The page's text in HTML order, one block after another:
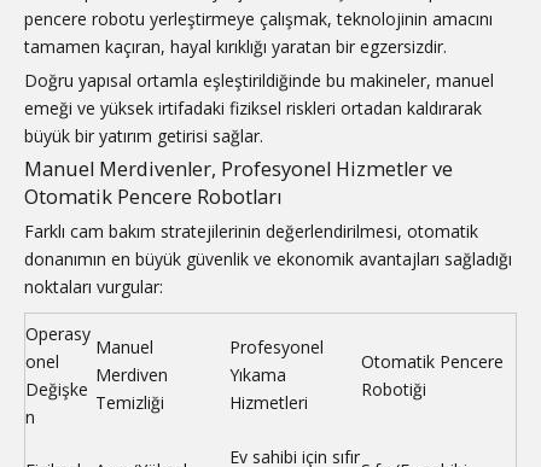
pencere robotu yerleştirmeye çalışmak, teknolojinin amacını
tamamen kaçıran, hayal kırıklığı yaratan bir egzersizdir.
Doğru yapısal ortamla eşleştirildiğinde bu makineler, manuel
emeği ve yüksek irtifadaki fiziksel riskleri ortadan kaldırarak
büyük bir yatırım getirisi sağlar.
Manuel Merdivenler, Profesyonel Hizmetler ve
Otomatik Pencere Robotları
Farklı cam bakım stratejilerinin değerlendirilmesi, otomatik
donanımın en büyük güvenlik ve ekonomik avantajları sağladığı
noktaları vurgular:
Operasy
onel
Değişke
n
Manuel
Merdiven
Temizliği
Profesyonel
Yıkama
Hizmetleri
Otomatik Pencere
Robotiği
Ev sahibi için sıfır